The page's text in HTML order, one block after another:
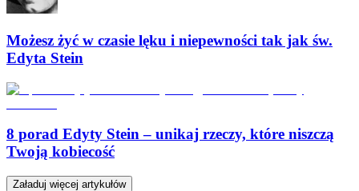
Możesz żyć w czasie lęku i niepewności tak jak św.
Edyta Stein
8 porad Edyty Stein – unikaj rzeczy, które niszczą
Twoją kobiecość
Załaduj więcej artykułów